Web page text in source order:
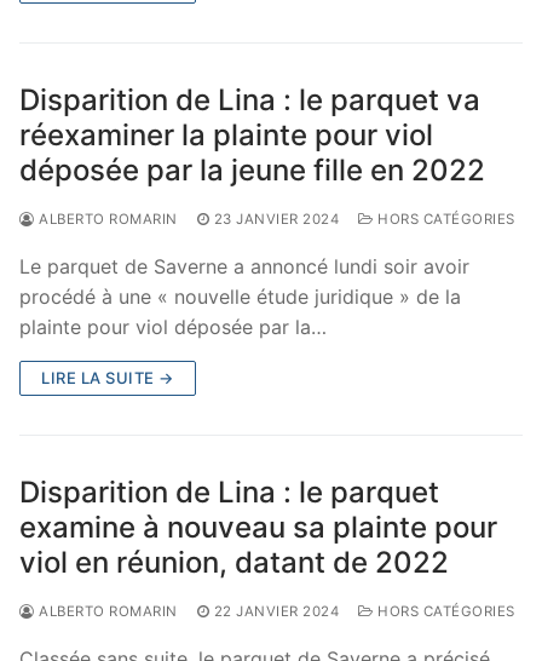
Disparition de Lina : le parquet va
réexaminer la plainte pour viol
déposée par la jeune fille en 2022
ALBERTO ROMARIN 23 JANVIER 2024 HORS CATÉGORIES
Le parquet de Saverne a annoncé lundi soir avoir
procédé à une « nouvelle étude juridique » de la
plainte pour viol déposée par la…
LIRE LA SUITE →
Disparition de Lina : le parquet
examine à nouveau sa plainte pour
viol en réunion, datant de 2022
ALBERTO ROMARIN 22 JANVIER 2024 HORS CATÉGORIES